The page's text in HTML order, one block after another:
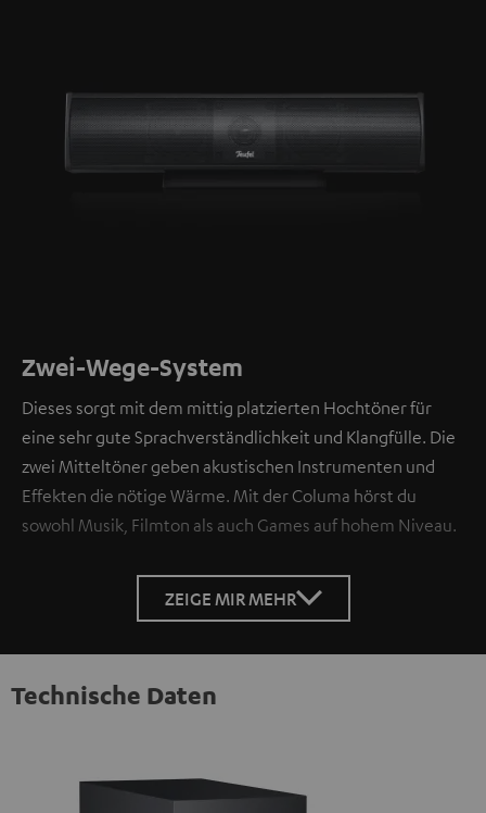
Zwei-Wege-System
Dieses sorgt mit dem mittig platzierten Hochtöner für
eine sehr gute Sprachverständlichkeit und Klangfülle. Die
zwei Mitteltöner geben akustischen Instrumenten und
Effekten die nötige Wärme. Mit der Columa hörst du
sowohl Musik, Filmton als auch Games auf hohem Niveau.
ZEIGE MIR MEHR
Technische Daten